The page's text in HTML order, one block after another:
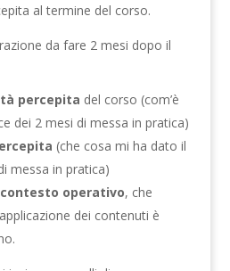
al termine del corso.
da fare 2 mesi dopo il
percepita del corso (com’è
dei 2 mesi di messa in pratica)
(che cosa mi ha dato il
messa in pratica)
operativo, che
dei contenuti è